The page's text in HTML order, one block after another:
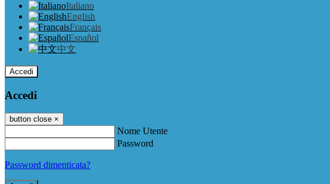
Italiano
English
Français
Español
中文
Accedi
Accedi
button close ×
Nome Utente
Password
Password dimenticata?